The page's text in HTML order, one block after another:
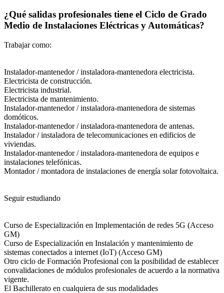
¿Qué salidas profesionales tiene el Ciclo de Grado
Medio de Instalaciones Eléctricas y Automáticas?
Trabajar como:
Instalador-mantenedor / instaladora-mantenedora electricista.
Electricista de construcción.
Electricista industrial.
Electricista de mantenimiento.
Instalador-mantenedor / instaladora-mantenedora de sistemas
domóticos.
Instalador-mantenedor / instaladora-mantenedora de antenas.
Instalador / instaladora de telecomunicaciones en edificios de
viviendas.
Instalador-mantenedor / instaladora-mantenedora de equipos e
instalaciones telefónicas.
Montador / montadora de instalaciones de energía solar fotovoltaica.
Seguir estudiando
Curso de Especialización en Implementación de redes 5G (Acceso
GM)
Curso de Especialización en Instalación y mantenimiento de
sistemas conectados a internet (IoT) (Acceso GM)
Otro ciclo de Formación Profesional con la posibilidad de establecer
convalidaciones de módulos profesionales de acuerdo a la normativa
vigente.
El Bachillerato en cualquiera de sus modalidades